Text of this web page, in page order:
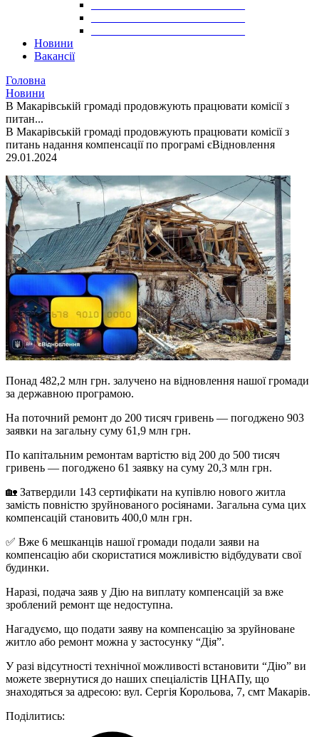
Новини
Вакансії
Головна
Новини
В Макарівській громаді продовжують працювати комісії з
питан...
В Макарівській громаді продовжують працювати комісії з
питань надання компенсації по програмі єВідновлення
29.01.2024
Понад 482,2 млн грн. залучено на відновлення нашої громади
за державною програмою.
На поточний ремонт до 200 тисяч гривень — погоджено 903
заявки на загальну суму 61,9 млн грн.
По капітальним ремонтам вартістю від 200 до 500 тисяч
гривень — погоджено 61 заявку на суму 20,3 млн грн.
🏡 Затвердили 143 сертифікати на купівлю нового житла
замість повністю зруйнованого росіянами. Загальна сума цих
компенсацій становить 400,0 млн грн.
✅ Вже 6 мешканців нашої громади подали заяви на
компенсацію аби скористатися можливістю відбудувати свої
будинки.
Наразі, подача заяв у Дію на виплату компенсацій за вже
зроблений ремонт ще недоступна.
Нагадуємо, що подати заяву на компенсацію за зруйноване
житло або ремонт можна у застосунку “Дія”.
У разі відсутності технічної можливості встановити “Дію” ви
можете звернутися до наших спеціалістів ЦНАПу, що
знаходяться за адресою: вул. Сергія Корольова, 7, смт Макарів.
Поділитись: